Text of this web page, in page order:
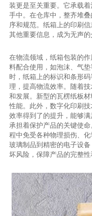
装更是至关重要。它承载
手中。在仓库中，整齐堆
序和规范。纸箱上的印刷
其他重要信息，成为无声的
在物流领域，纸箱包装的
料配合使用，如泡沫、气
时，纸箱上的标识和条形
理，提高物流效率。随着
和发展。新型的瓦楞纸板
性能。此外，数字化印刷
效率得到了的提升，能够
承担着保护产品的关键使
程中免受各种物理损伤、
玻璃制品到精密的电子设
坏风险，保障产品的完整性